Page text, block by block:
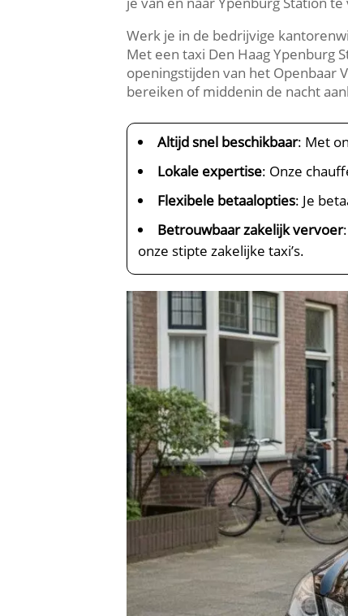
Werk je in de bedrijvige
Met een taxi Den Haag Ypenburg
openingstijden van het Openbaar
bereiken of middenin de nacht
Altijd snel beschikbaar: Met
Lokale expertise: Onze
Flexibele betaalopties: Je
Betrouwbaar zakelijk vervoer
onze stipte zakelijke taxi’s.